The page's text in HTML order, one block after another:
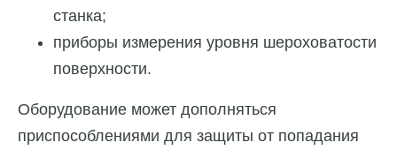
станка;
приборы измерения уровня шероховатости
поверхности.
Оборудование может дополняться
приспособлениями для защиты от попадания